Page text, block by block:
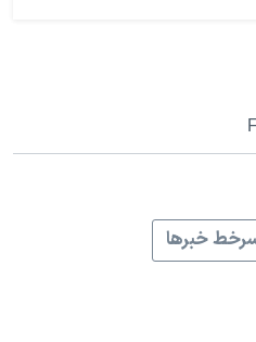
خبرها